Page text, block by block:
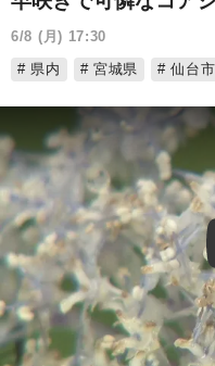
6/8 (月) 17:30
県内
宮城県 仙台市